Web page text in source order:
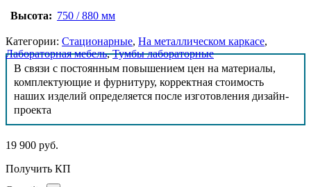
Высота: 750 / 880 мм
Категории: Стационарные, На металлическом каркасе,
Лабораторная мебель,Тумбы лабораторные
В связи с постоянным повышением цен на материалы,
комплектующие и фурнитуру, корректная стоимость
наших изделий определяется после изготовления дизайн-
проекта
19 900 руб.
Получить КП